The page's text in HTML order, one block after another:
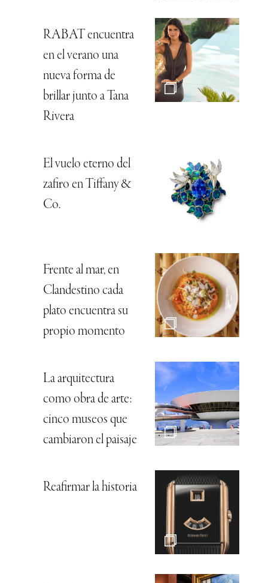
RABAT encuentra
en el verano una
nueva forma de
brillar junto a Tana
Rivera
El vuelo eterno del
zafiro en Tiffany &
Co.
Frente al mar, en
Clandestino cada
plato encuentra su
propio momento
La arquitectura
como obra de arte:
cinco museos que
cambiaron el paisaje
Reafirmar la historia